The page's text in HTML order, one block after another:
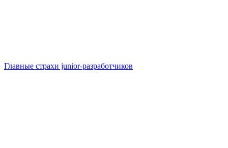
Главные страхи junior-разработчиков